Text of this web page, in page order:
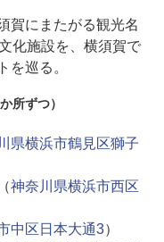
賀にまたがる観光名
化施設を、横須賀で
を巡る。
所ずつ）
県横浜市鶴見区獅子
神奈川県横浜市西区
中区日本大通3）